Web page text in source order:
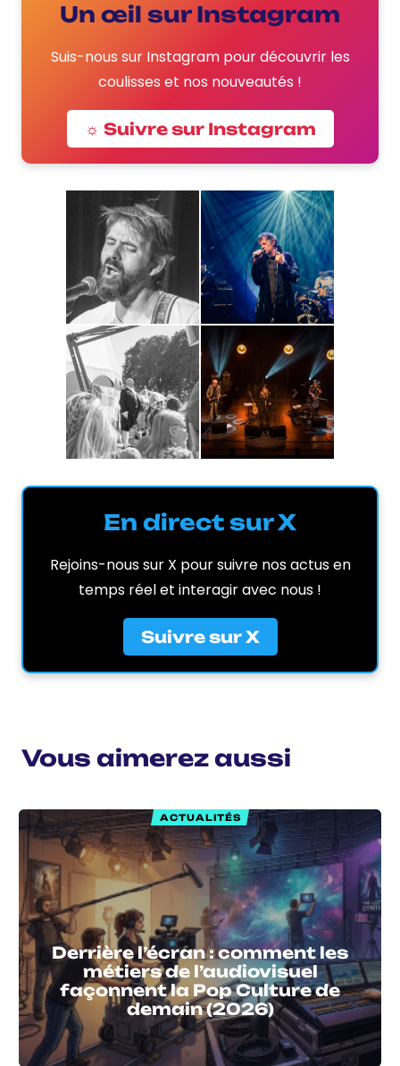
Un œil sur Instagram
Suis-nous sur Instagram pour découvrir les
coulisses et nos nouveautés !
☼ Suivre sur Instagram
En direct sur X
Rejoins-nous sur X pour suivre nos actus en
temps réel et interagir avec nous !
Suivre sur X
Vous aimerez aussi
ACTUALITÉS
Derrière l’écran : comment les
métiers de l’audiovisuel
façonnent la Pop Culture de
demain (2026)